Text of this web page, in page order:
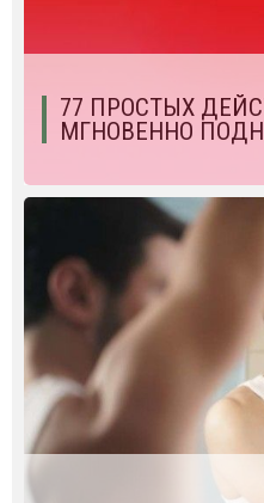
77 ПРОСТЫХ
МГНОВЕННО